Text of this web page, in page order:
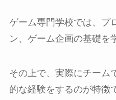
ゲーム専門学校では、プ
ン、ゲーム企画の基礎を
その上で、実際にチーム
的な経験をするのが特徴